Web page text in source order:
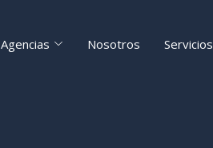
Agencias Nosotros Servicios